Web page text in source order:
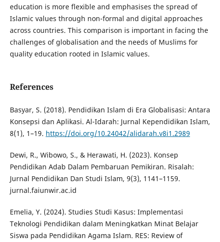
education is more flexible and emphasises the spread of
Islamic values through non-formal and digital approaches
across countries. This comparison is important in facing the
challenges of globalisation and the needs of Muslims for
quality education rooted in Islamic values.
References
Basyar, S. (2018). Pendidikan Islam di Era Globalisasi: Antara
Konsepsi dan Aplikasi. Al-Idarah: Jurnal Kependidikan Islam,
8(1), 1–19. https://doi.org/10.24042/alidarah.v8i1.2989
Dewi, R., Wibowo, S., & Herawati, H. (2023). Konsep
Pendidikan Adab Dalam Pembaruan Pemikiran. Risalah:
Jurnal Pendidikan Dan Studi Islam, 9(3), 1141–1159.
jurnal.faiunwir.ac.id
Emelia, Y. (2024). Studies Studi Kasus: Implementasi
Teknologi Pendidikan dalam Meningkatkan Minat Belajar
Siswa pada Pendidikan Agama Islam. RES: Review of